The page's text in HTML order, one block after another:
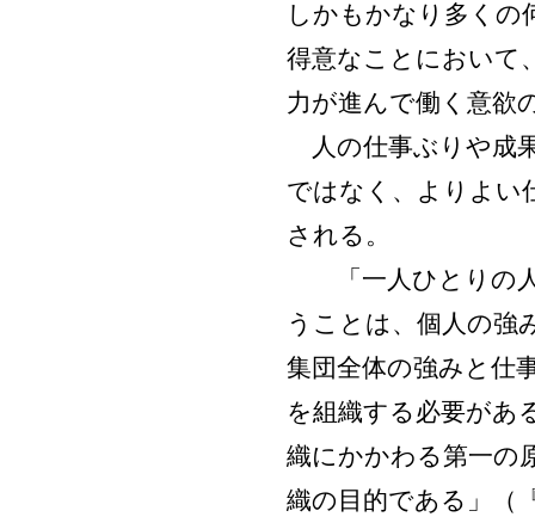
しかもかなり多くの
得意なことにおいて
力が進んで働く意欲
人の仕事ぶりや成
ではなく、よりよい
される。
「一人ひとりの人
うことは、個人の強
集団全体の強みと仕
を組織する必要があ
織にかかわる第一の
織の目的である」（